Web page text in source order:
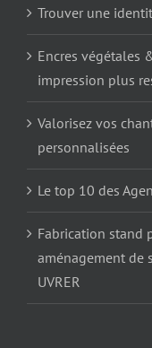
Trouver une
Encres végétales
impression plus
Valorisez vos
personnalisées
Le top 10 des
Fabrication stand
aménagement de
UVRER